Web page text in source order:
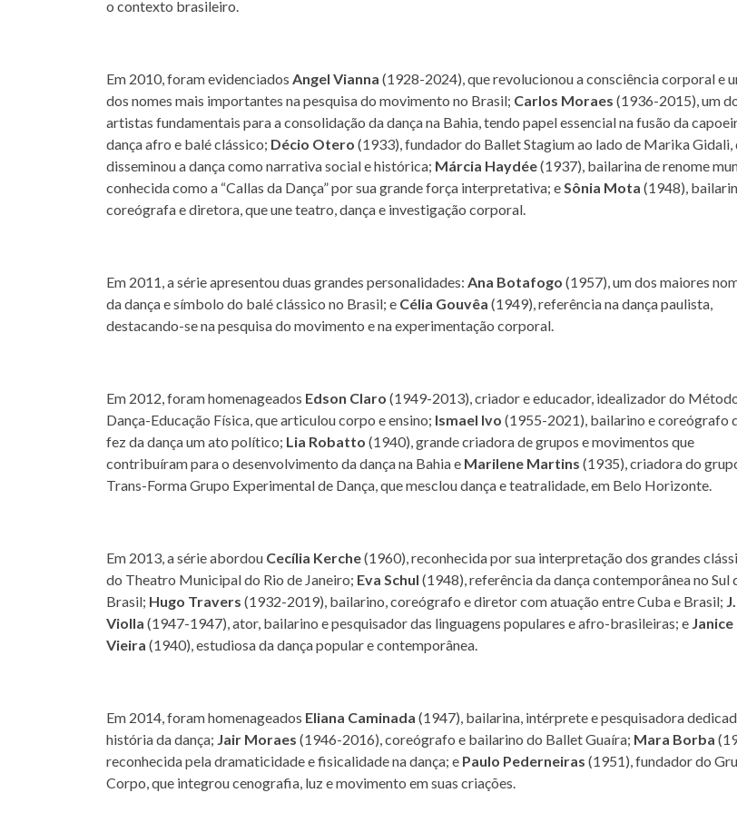
o contexto brasileiro.
Em 2010, foram evidenciados Angel Vianna (1928-2024), que revolucionou a consciência corporal e
dos nomes mais importantes na pesquisa do movimento no Brasil; Carlos Moraes (1936-2015), um
artistas fundamentais para a consolidação da dança na Bahia, tendo papel essencial na fusão da
dança afro e balé clássico; Décio Otero (1933), fundador do Ballet Stagium ao lado de Marika Gidali,
disseminou a dança como narrativa social e histórica; Márcia Haydée(1937), bailarina de renome
conhecida como a “Callas da Dança” por sua grande força interpretativa; e Sônia Mota (1948),
coreógrafa e diretora, que une teatro, dança e investigação corporal.
Em 2011, a série apresentou duas grandes personalidades: Ana Botafogo (1957), um dos maiores
da dança e símbolo do balé clássico no Brasil; e Célia Gouvêa (1949), referência na dança paulista,
destacando-se na pesquisa do movimento e na experimentação corporal.
Em 2012, foram homenageados Edson Claro (1949-2013), criador e educador, idealizador do
Dança-Educação Física, que articulou corpo e ensino; Ismael Ivo (1955-2021), bailarino e coreógrafo
fez da dança um ato político; Lia Robatto (1940), grande criadora de grupos e movimentos que
contribuíram para o desenvolvimento da dança na Bahia e Marilene Martins (1935), criadora do
Trans-Forma Grupo Experimental de Dança, que mesclou dança e teatralidade, em Belo Horizonte.
Em 2013, a série abordou Cecília Kerche(1960), reconhecida por sua interpretação dos grandes
do Theatro Municipal do Rio de Janeiro; Eva Schul (1948), referência da dança contemporânea no Sul
Brasil; Hugo Travers (1932-2019), bailarino, coreógrafo e diretor com atuação entre Cuba e Brasil;
Violla (1947-1947), ator, bailarino e pesquisador das linguagens populares e afro-brasileiras; e Janice
Vieira (1940), estudiosa da dança popular e contemporânea.
Em 2014, foram homenageados Eliana Caminada (1947), bailarina, intérprete e pesquisadora
história da dança; Jair Moraes (1946-2016), coreógrafo e bailarino do Ballet Guaíra; Mara Borba
reconhecida pela dramaticidade e fisicalidade na dança; e Paulo Pederneiras (1951), fundador do
Corpo, que integrou cenografia, luz e movimento em suas criações.